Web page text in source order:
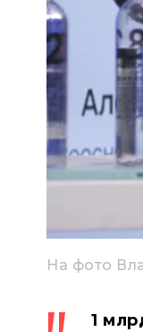
На фото
1